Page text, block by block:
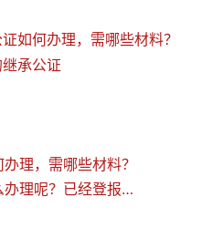
如何办理，需哪些材料？
承公证
理，需哪些材料？
工会财务章遗失公证怎么办理呢？已经登报做遗失申明了，还需要报案吗